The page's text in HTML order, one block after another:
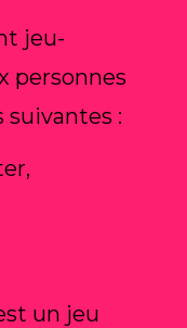
jeu-
personnes
:
un jeu